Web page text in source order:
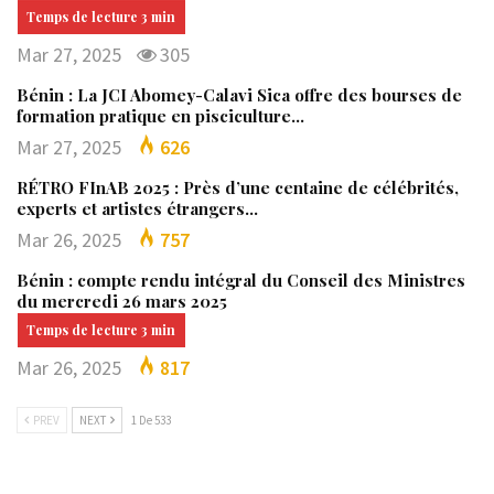
Mar 27, 2025 305
Bénin : La JCI Abomey-Calavi Sica offre des bourses de
formation pratique en pisciculture…
Mar 27, 2025 626
RÉTRO FInAB 2025 : Près d’une centaine de célébrités,
experts et artistes étrangers…
Mar 26, 2025 757
Bénin : compte rendu intégral du Conseil des Ministres
du mercredi 26 mars 2025
Mar 26, 2025 817
PREV NEXT 1 De 533